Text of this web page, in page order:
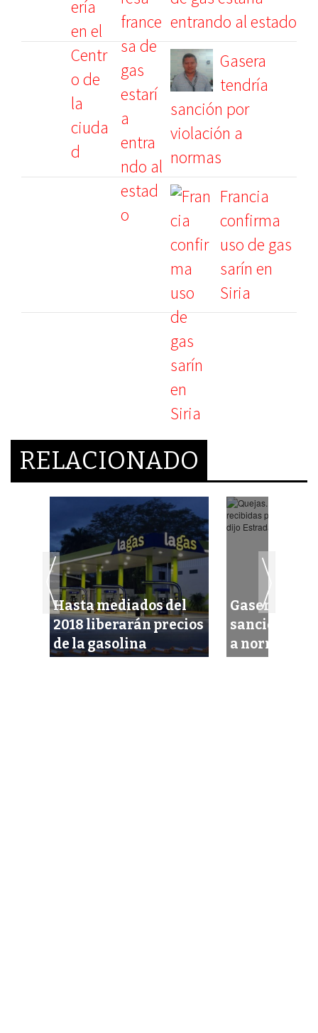
entrando al estado
Gasera
tendría
sanción por
violación a
normas
Francia
confirma
uso de gas
sarín en
Siria
RELACIONADO
Hasta mediados del
2018 liberarán precios
de la gasolina
Gasera
sanción por
a normas